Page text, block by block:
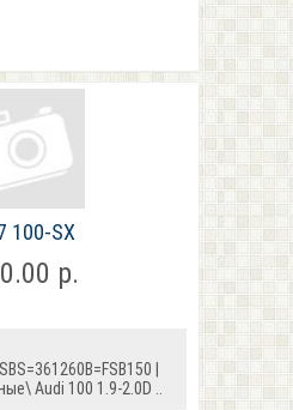
100-SX
р.
|
Audi 100 1.9-2.0D ..